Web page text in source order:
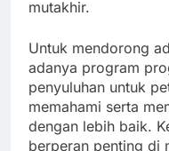
mutakhir.
Untuk mendorong
adanya program
penyuluhan untuk
memahami serta
dengan lebih baik.
berperan penting di